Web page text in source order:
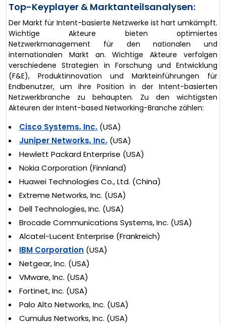
Top-Keyplayer & Marktanteilsanalysen:
Der Markt für Intent-basierte Netzwerke ist hart umkämpft.
Wichtige Akteure bieten optimiertes
Netzwerkmanagement für den nationalen und
internationalen Markt an. Wichtige Akteure verfolgen
verschiedene Strategien in Forschung und Entwicklung
(F&E), Produktinnovation und Markteinführungen für
Endbenutzer, um ihre Position in der Intent-basierten
Netzwerkbranche zu behaupten. Zu den wichtigsten
Akteuren der Intent-based Networking-Branche zählen:
Cisco Systems, Inc. (USA)
Juniper Networks, Inc. (USA)
Hewlett Packard Enterprise (USA)
Nokia Corporation (Finnland)
Huawei Technologies Co., Ltd. (China)
Extreme Networks, Inc. (USA)
Dell Technologies, Inc. (USA)
Brocade Communications Systems, Inc. (USA)
Alcatel-Lucent Enterprise (Frankreich)
IBM Corporation (USA)
Netgear, Inc. (USA)
VMware, Inc. (USA)
Fortinet, Inc. (USA)
Palo Alto Networks, Inc. (USA)
Cumulus Networks, Inc. (USA)